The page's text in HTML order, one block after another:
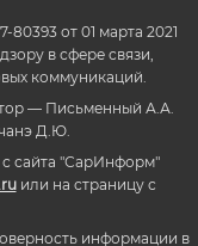
от 01 марта 2021
в сфере связи,
коммуникаций.
— Письменный А.А.
Д.Ю.
сайта "СарИнформ"
или на страницу с
информации в